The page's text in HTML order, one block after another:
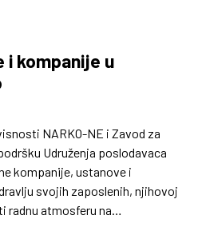
za rukovodioce Službi i
je ograničen, a učešće je
putem ovog linka ili slanjem
Svaka
i kompanije u
NARKO-NE i Zavod za
Udruženja poslodavaca
kompanije, ustanove i
svojih zaposlenih, njihovoj
radnu atmosferu na
za zdravo radno okruženje!